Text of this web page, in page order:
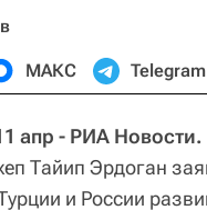
МАКС Telegram
апр - РИА Новости.
Тайип Эрдоган
и России